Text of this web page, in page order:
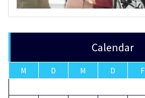
Calendar
M D M D F